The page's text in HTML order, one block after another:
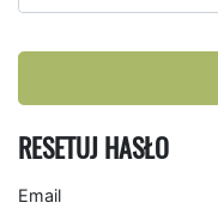
RESETUJ HASŁO
Email